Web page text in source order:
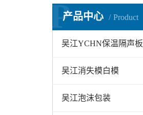
产品中心 Product
P
吴江YCHN保温隔声板
吴江消失模白模
吴江泡沫包装